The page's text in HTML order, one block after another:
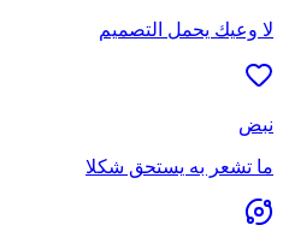
لا وعيك يحمل التصميم
نبض
ما تشعر به يستحق شكلا